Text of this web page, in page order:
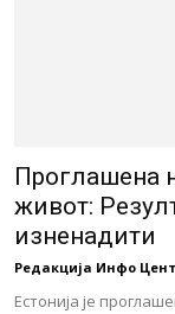
Проглашена
живот:
изненадити
Редакција Инфо
Естонија је